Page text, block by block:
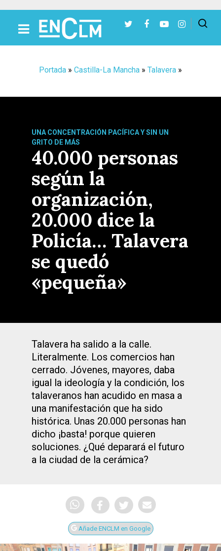
Portada » Castilla-La Mancha » Talavera »
UNA CONCENTRACIÓN PACÍFICA Y SIN UN
GRITO DE MÁS
40.000 personas
según la
organización,
20.000 dice la
Policía… Talavera
se quedó
«pequeña»
Talavera ha salido a la calle.
Literalmente. Los comercios han
cerrado. Jóvenes, mayores, daba
igual la ideología y la condición, los
talaveranos han acudido en masa a
una manifestación que ha sido
histórica. Unas 20.000 personas han
dicho ¡basta! porque quieren
soluciones. ¿Qué deparará el futuro
a la ciudad de la cerámica?
Añade ENCLM en Google